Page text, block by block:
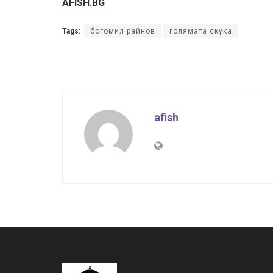
AFISH.BG
Tags: богомил райнов голямата скука
afish